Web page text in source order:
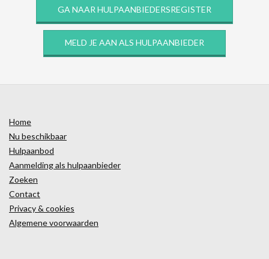
GA NAAR HULPAANBIEDERSREGISTER
MELD JE AAN ALS HULPAANBIEDER
Home
Nu beschikbaar
Hulpaanbod
Aanmelding als hulpaanbieder
Zoeken
Contact
Privacy & cookies
Algemene voorwaarden